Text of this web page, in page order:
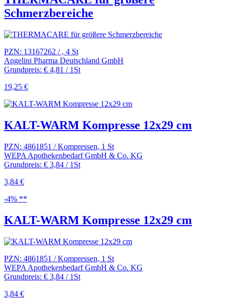
Schmerzbereiche
PZN: 13167262 / , 4 St
Angelini Pharma Deutschland GmbH
Grundpreis: € 4,81 / 1St
19,25 €
KALT-WARM Kompresse 12x29 cm
PZN: 4861851 / Kompressen, 1 St
WEPA Apothekenbedarf GmbH & Co. KG
Grundpreis: € 3,84 / 1St
3,84 €
-4% **
KALT-WARM Kompresse 12x29 cm
PZN: 4861851 / Kompressen, 1 St
WEPA Apothekenbedarf GmbH & Co. KG
Grundpreis: € 3,84 / 1St
3,84 €